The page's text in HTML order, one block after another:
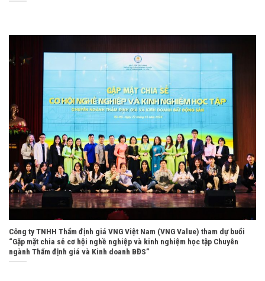
Công ty TNHH Thẩm định giá VNG Việt Nam (VNG Value) tham dự buổi
“Gặp mặt chia sẻ cơ hội nghề nghiệp và kinh nghiệm học tập Chuyên
ngành Thẩm định giá và Kinh doanh BĐS”